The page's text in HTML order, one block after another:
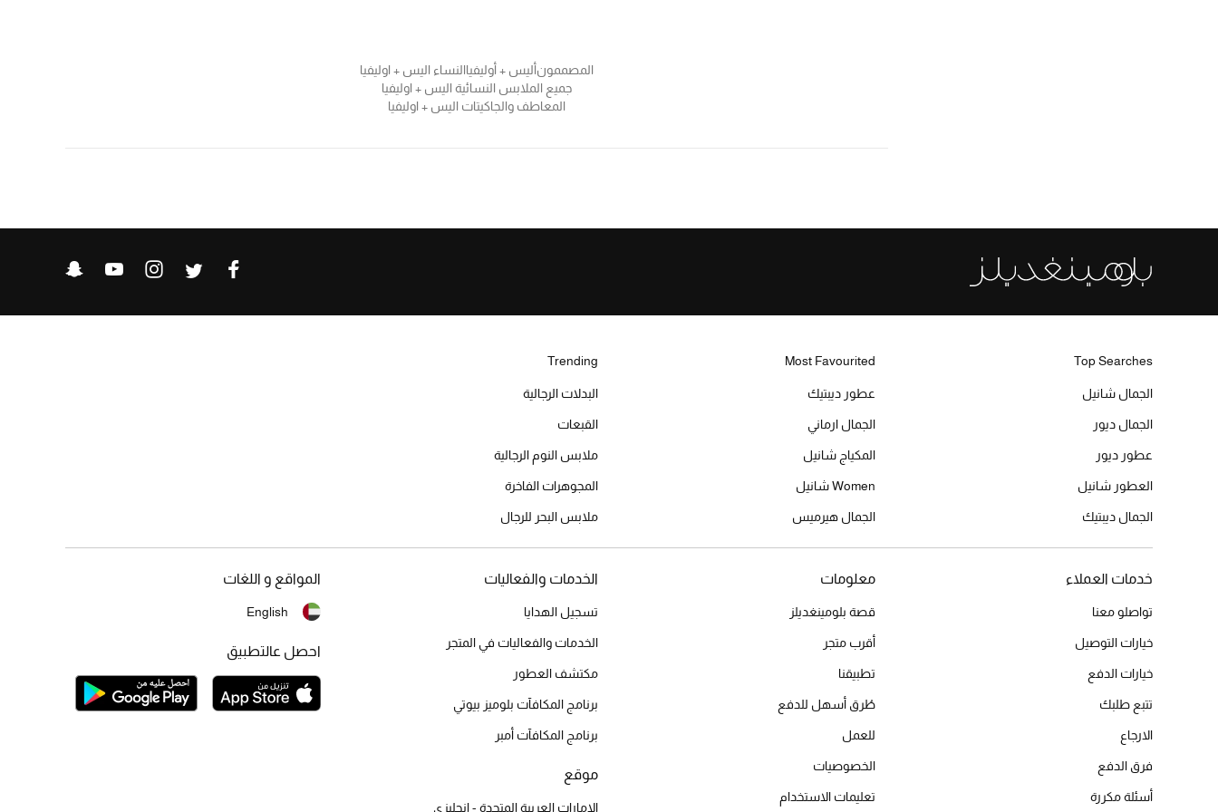
المصممونأليس + أوليفياالنساء اليس + اوليفيا
جميع الملابس النسائية اليس + اوليفيا
المعاطف والجاكيتات اليس + اوليفيا
Top Searches
الجمال شانيل
الجمال ديور
عطور ديور
العطور شانيل
الجمال ديبتيك
Most Favourited
عطور ديبتيك
الجمال ارماني
المكياج شانيل
Women شانيل
الجمال هيرميس
Trending
البدلات الرجالية
القبعات
ملابس النوم الرجالية
المجوهرات الفاخرة
ملابس البحر للرجال
خدمات العملاء
تواصلو معنا
خيارات التوصيل
خيارات الدفع
تتبع طلبك
الارجاع
فرق الدفع
أسئلة مكررة
معلومات
قصة بلومينغديلز
أقرب متجر
تطبيقنا
طُرق أسهل للدفع
للعمل
الخصوصيات
تعليمات الاستخدام
الخدمات والفعاليات
تسجيل الهدايا
الخدمات والفعاليات في المتجر
مكتشف العطور
برنامج المكافآت بلوميز بيوتي
برنامج المكافآت أمبر
موقع
الإمارات العربية المتحدة - إنجليزي
المواقع و اللغات
English
احصل عالتطبيق